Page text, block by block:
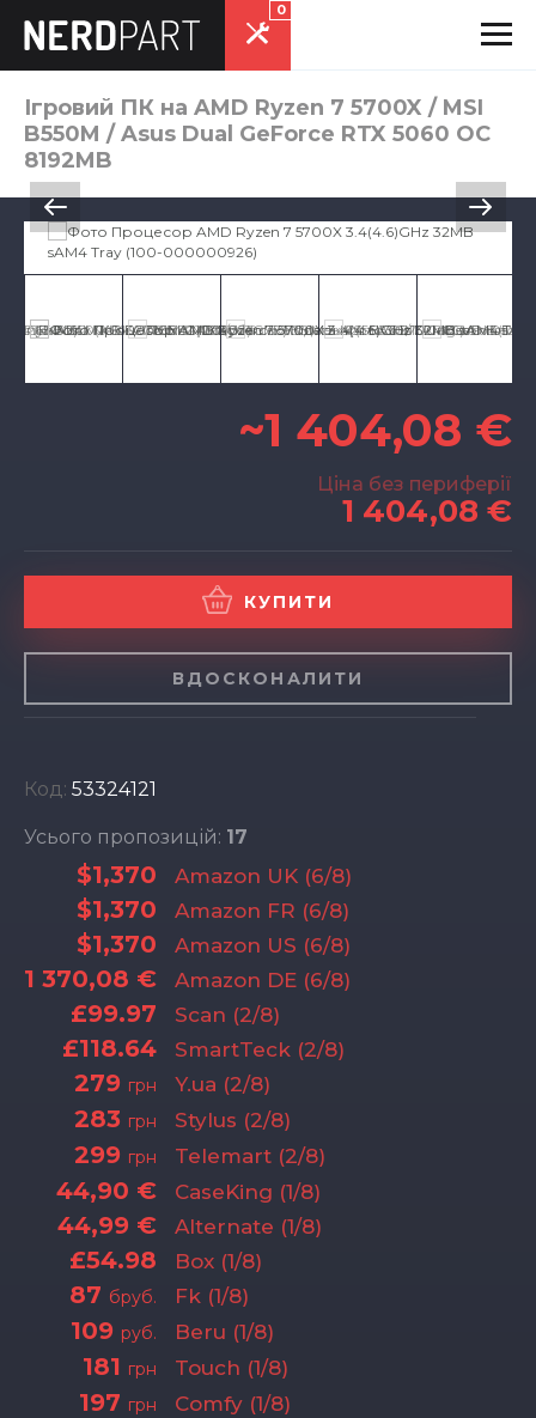
0
Ігровий ПК на AMD Ryzen 7 5700X / MSI
B550M / Asus Dual GeForce RTX 5060 OC
8192MB
Код: 53324121
Усього пропозицій: 17
$1,370 Amazon UK (6/8)
$1,370 Amazon FR (6/8)
$1,370 Amazon US (6/8)
1 370,08 € Amazon DE (6/8)
£99.97 Scan (2/8)
£118.64 SmartTeck (2/8)
279 грн Y.ua (2/8)
283 грн Stylus (2/8)
299 грн Telemart (2/8)
44,90 € CaseKing (1/8)
44,99 € Alternate (1/8)
£54.98 Box (1/8)
87 бруб. Fk (1/8)
109 руб. Beru (1/8)
181 грн Touch (1/8)
197 грн Comfy (1/8)
~1 404,08 €
Ціна без периферії
1 404,08 €
КУПИТИ
ВДОСКОНАЛИТИ